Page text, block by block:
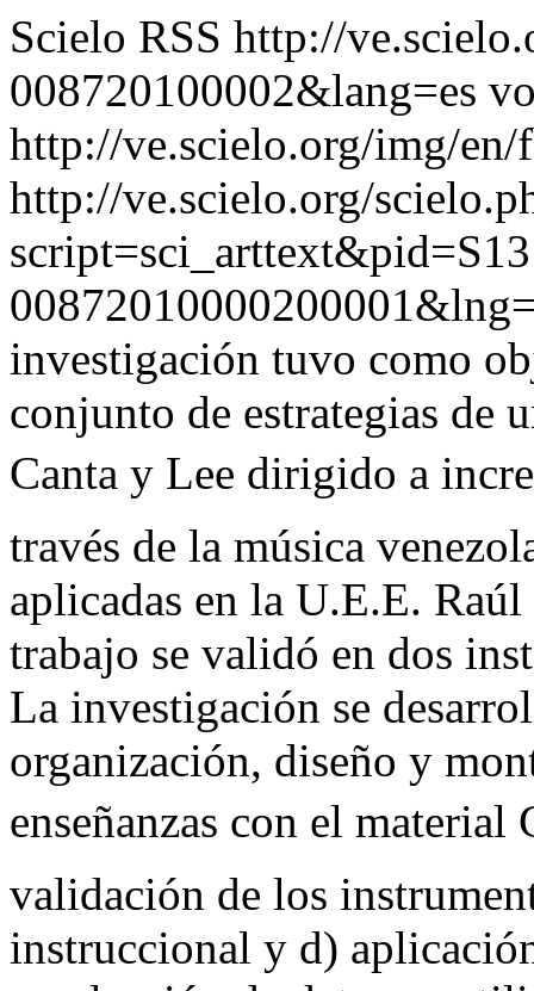
Scielo RSS http://
008720100002&lang=es
http://ve.scielo.org/img/
http://ve.scielo.org/
investigación tuvo como
conjunto de estrategias de
Canta y Lee dirigido a
través de la música
aplicadas en la U.E.E.
trabajo se validó en dos
La investigación se
organización, diseño y
enseñanzas con el material
validación de los
instruccional y d)